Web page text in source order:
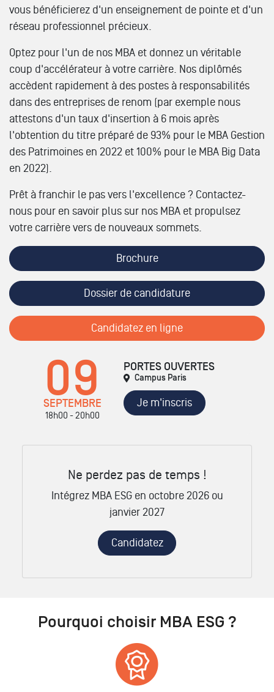
vous bénéficierez d'un enseignement de pointe et d'un
réseau professionnel précieux.
Optez pour l'un de nos MBA et donnez un véritable
coup d'accélérateur à votre carrière. Nos diplômés
accèdent rapidement à des postes à responsabilités
dans des entreprises de renom (par exemple nous
attestons d'un taux d'insertion à 6 mois après
l'obtention du titre préparé de 93% pour le MBA Gestion
des Patrimoines en 2022 et 100% pour le MBA Big Data
en 2022).
Prêt à franchir le pas vers l'excellence ? Contactez-
nous pour en savoir plus sur nos MBA et propulsez
votre carrière vers de nouveaux sommets.
Brochure
Dossier de candidature
Candidatez en ligne
09
SEPTEMBRE
18h00 - 20h00
PORTES OUVERTES
Campus Paris
Je m'inscris
Ne perdez pas de temps !
Intégrez MBA ESG en octobre 2026 ou
janvier 2027
Candidatez
Pourquoi choisir MBA ESG ?